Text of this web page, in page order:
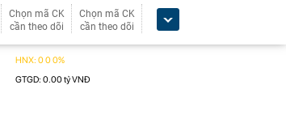
Chọn mã CK
cần theo dõi
Chọn mã CK
cần theo dõi